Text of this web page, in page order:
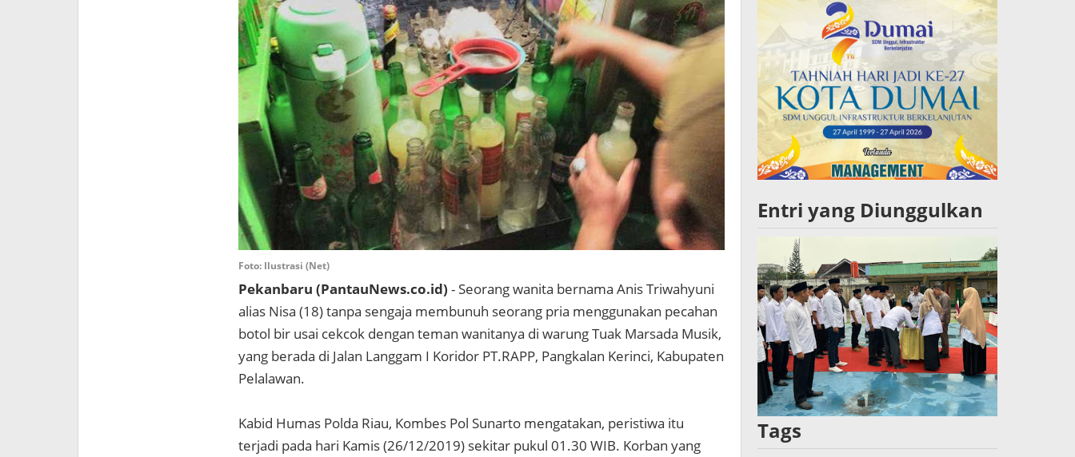
Foto: Ilustrasi (Net)
Pekanbaru (PantauNews.co.id) - Seorang wanita bernama Anis Triwahyuni
alias Nisa (18) tanpa sengaja membunuh seorang pria menggunakan pecahan
botol bir usai cekcok dengan teman wanitanya di warung Tuak Marsada Musik,
yang berada di Jalan Langgam I Koridor PT.RAPP, Pangkalan Kerinci, Kabupaten
Pelalawan.
Kabid Humas Polda Riau, Kombes Pol Sunarto mengatakan, peristiwa itu
terjadi pada hari Kamis (26/12/2019) sekitar pukul 01.30 WIB. Korban yang
Entri yang Diunggulkan
Tags